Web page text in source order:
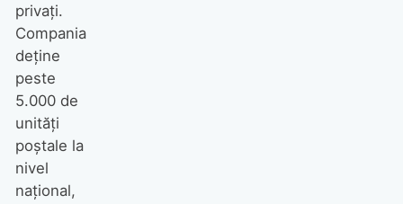
privați.
Compania
deține
peste
5.000 de
unități
poștale la
nivel
național,